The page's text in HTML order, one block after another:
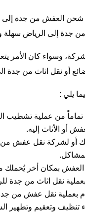
شحن العفش من جدة إلى
جدة إلى الرياض سهلة
وسواء كان الأمر
أو نقل اثاث من جدة
يلي :
تماماً من عملية تشطيب
أو الأثاث إليه.
أو لشركة نقل عفش من
بمكان أخر يُحملك
بعملية نقل اثاث من جدة
بعملية نقل عفش من
تنظيف وتعقيم وتطهير